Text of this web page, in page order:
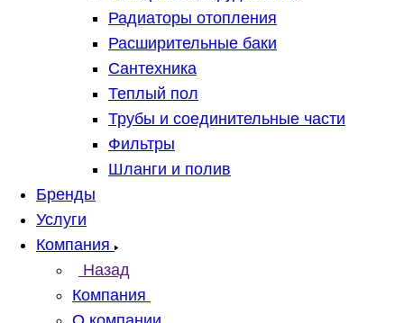
Радиаторы отопления
Расширительные баки
Сантехника
Теплый пол
Трубы и соединительные части
Фильтры
Шланги и полив
Бренды
Услуги
Компания
Назад
Компания